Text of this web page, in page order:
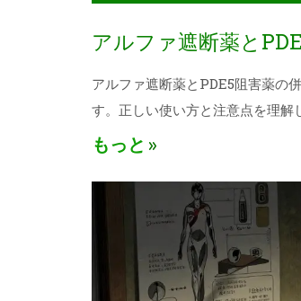
アルファ遮断薬と
アルファ遮断薬とPDE5阻害薬の
す。正しい使い方と注意点を理解
もっと